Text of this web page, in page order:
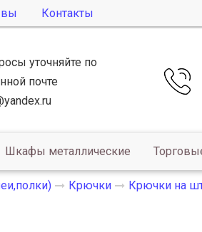
Контакты
уточняйте по
почте
Шкафы металлические
Крючки Крючки на